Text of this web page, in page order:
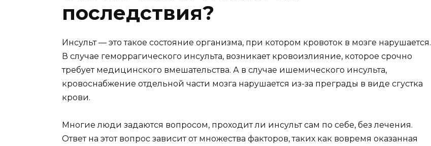
последствия?
Инсульт — это такое состояние организма, при котором кровоток в мозге нарушается.
В случае геморрагического инсульта, возникает кровоизлияние, которое срочно
требует медицинского вмешательства. А в случае ишемического инсульта,
кровоснабжение отдельной части мозга нарушается из-за преграды в виде сгустка
крови.
Многие люди задаются вопросом, проходит ли инсульт сам по себе, без лечения.
Ответ на этот вопрос зависит от множества факторов, таких как вовремя оказанная